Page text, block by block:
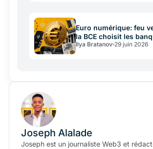
Euro numérique: feu
la BCE choisit les
juillet
Ilya Bratanov 29 juin 2026
Joseph Alalade
Joseph est un journaliste Web3 et